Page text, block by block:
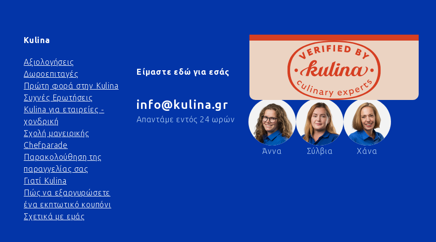
Kulina
Αξιολογήσεις
Δωροεπιταγές
Πρώτη φορά στην Kulina
Συχνές Ερωτήσεις
Kulina για εταιρείες -
χονδρική
Σχολή μαγειρικής
Chefparade
Παρακολούθηση της
παραγγελίας σας
Γιατί Kulina
Πώς να εξαργυρώσετε
ένα εκπτωτικό κουπόνι
Σχετικά με εμάς
Είμαστε εδώ για εσάς
Άννα Σύλβια Χάνα
info@kulina.gr
Απαντάμε εντός 24 ωρών